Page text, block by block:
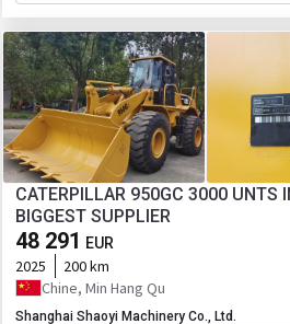
CATERPILLAR 950GC 3000 UNTS
BIGGEST SUPPLIER
48 291 EUR
2025
200 km
Chine, Min Hang Qu
Shanghai Shaoyi Machinery Co., Ltd.